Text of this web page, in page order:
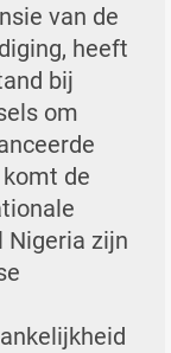
van de
heeft
bij
om
de
Nigeria zijn